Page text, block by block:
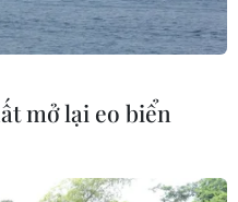
mở lại eo biển